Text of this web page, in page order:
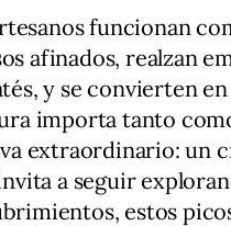
funcionan
afinados, realzan
y se convierten
importa tanto
extraordinario: un
a seguir
estos